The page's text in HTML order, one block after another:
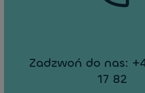
Zadzwoń do nas:
17 82